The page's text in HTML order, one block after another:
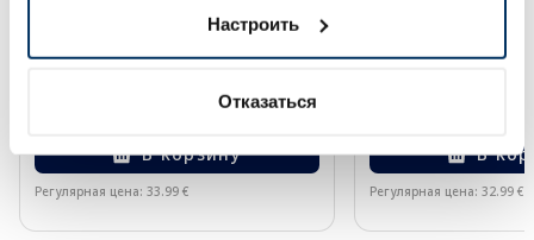
Настроить
Отказаться
В корзину
Регулярная цена: 33.99 €
В
Регулярная цена: 32.99 €